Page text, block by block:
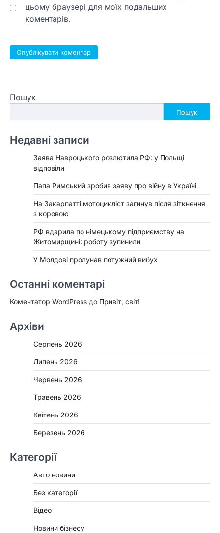
цьому браузері для моїх подальших
коментарів.
Пошук
Пошук
Недавні записи
Заява Навроцького розлютила РФ: у Польщі
відповіли
Папа Римський зробив заяву про війну в Україні
На Закарпатті мотоцикліст загинув після зіткнення
з коровою
РФ вдарила по німецькому підприємству на
Житомирщині: роботу зупинили
У Молдові пролунав потужний вибух
Останні коментарі
Коментатор WordPress до Привіт, світ!
Архіви
Серпень 2026
Липень 2026
Червень 2026
Травень 2026
Квітень 2026
Березень 2026
Категорії
Авто новини
Без категорії
Відео
Новини бізнесу